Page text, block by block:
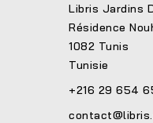
Libris Jardins
Résidence
1082 Tunis
Tunisie
+216 29 654